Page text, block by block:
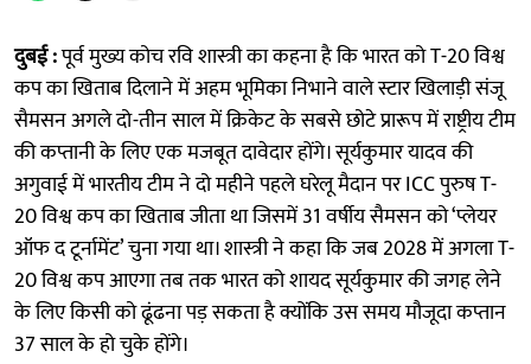
दुबई :पूर्व मुख्य कोच रवि शास्त्री का कहना है कि भारत को T-20 विश्व
कप का खिताब दिलाने में अहम भूमिका निभाने वाले स्टार खिलाड़ी संजू
सैमसन अगले दो-तीन साल में क्रिकेट के सबसे छोटे प्रारूप में राष्ट्रीय टीम
की कप्तानी के लिए एक मजबूत दावेदार होंगे। सूर्यकुमार यादव की
अगुवाई में भारतीय टीम ने दो महीने पहले घरेलू मैदान पर ICC पुरुष T-
20 विश्व कप का खिताब जीता था जिसमें 31 वर्षीय सैमसन को ‘प्लेयर
ऑफ द टूर्नामेंट’ चुना गया था। शास्त्री ने कहा कि जब 2028 में अगला T-
20 विश्व कप आएगा तब तक भारत को शायद सूर्यकुमार की जगह लेने
के लिए किसी को ढूंढना पड़ सकता है क्योंकि उस समय मौजूदा कप्तान
37 साल के हो चुके होंगे।